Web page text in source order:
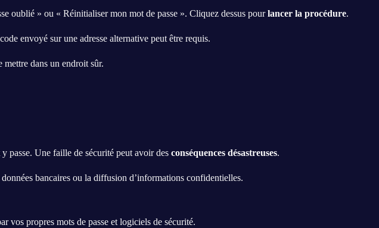
oublié » ou « Réinitialiser mon mot de passe ». Cliquez dessus pourlancer la procédure.
envoyé sur une adresse alternative peut être requis.
mettre dans un endroit sûr.
passe. Une faille de sécurité peut avoir des conséquences désastreuses.
bancaires ou la diffusion d’informations confidentielles.
vos propres mots de passe et logiciels de sécurité.